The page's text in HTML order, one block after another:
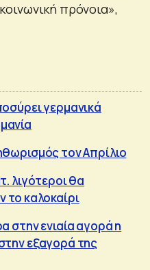
πρόνοια»,
γερμανικά
τον Απρίλιο
λιγότεροι θα
το καλοκαίρι
στην ενιαία αγορά η
εξαγορά της